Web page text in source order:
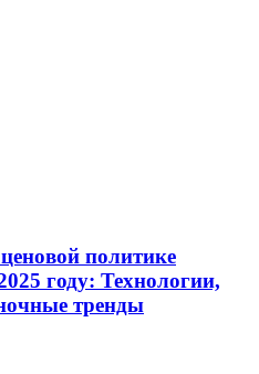
политике
году: Технологии,
тренды